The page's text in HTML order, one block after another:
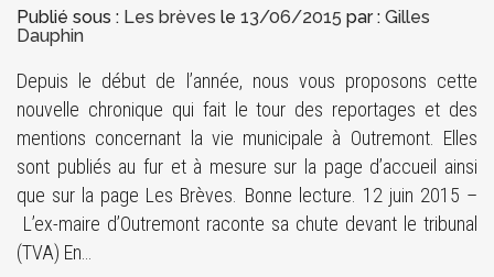
Publié sous : Les brèves le 13/06/2015 par : Gilles
Dauphin
Depuis le début de l’année, nous vous proposons cette
nouvelle chronique qui fait le tour des reportages et des
mentions concernant la vie municipale à Outremont. Elles
sont publiés au fur et à mesure sur la page d’accueil ainsi
que sur la page Les Brèves. Bonne lecture. 12 juin 2015 –
L’ex-maire d’Outremont raconte sa chute devant le tribunal
(TVA) En…